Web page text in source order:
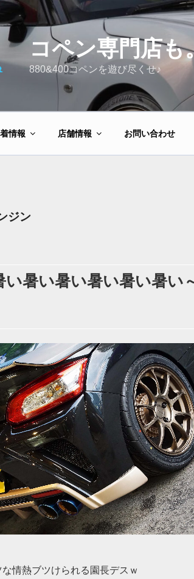
コペン専門店も
880&400コペンを遊び尽くせ♪
情報 店舗情報 お問い合わせ
ジン
暑い暑い暑い暑い暑い
情熱ブツけられる園長デスｗ